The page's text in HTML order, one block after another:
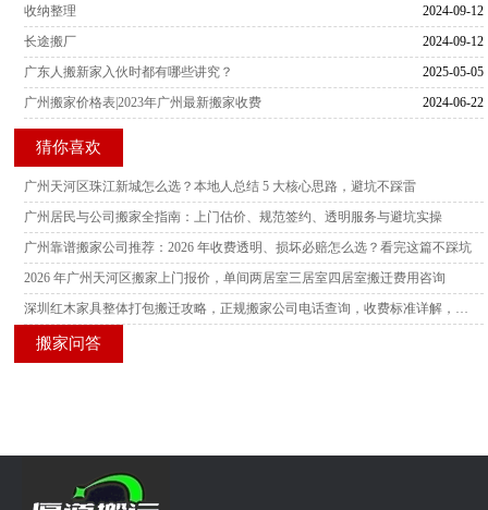
2024-09-12
收纳整理
2024-09-12
长途搬厂
2025-05-05
广东人搬新家入伙时都有哪些讲究？
2024-06-22
广州搬家价格表|2023年广州最新搬家收费
猜你喜欢
广州天河区珠江新城怎么选？本地人总结 5 大核心思路，避坑不踩雷
广州居民与公司搬家全指南：上门估价、规范签约、透明服务与避坑实操
广州靠谱搬家公司推荐：2026 年收费透明、损坏必赔怎么选？看完这篇不踩坑
2026 年广州天河区搬家上门报价，单间两居室三居室四居室搬迁费用咨询
搬家问答